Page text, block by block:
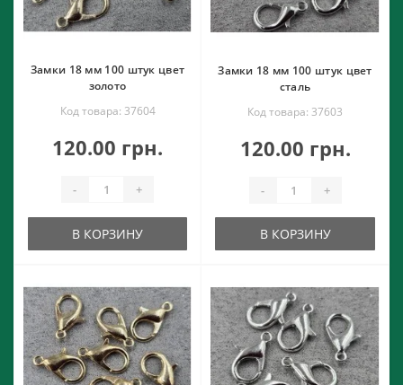
Замки 18 мм 100 штук цвет
золото
Код товара: 37604
120.00 грн.
- +
В КОРЗИНУ
Замки 18 мм 100 штук цвет
сталь
Код товара: 37603
120.00 грн.
- +
В КОРЗИНУ